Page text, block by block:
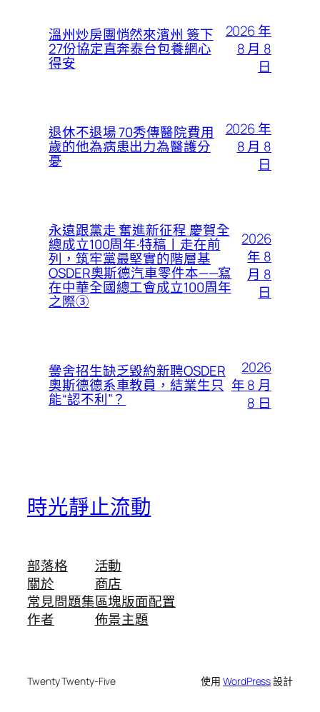
溫州炒房團悄然來濱州 簽下
27份協定直奔泰台包養網心
得安
2026 年
8 月 8
日
退休不退場 70秀傳醫院費用
歲的他為病患出力為醫護分
憂
2026 年
8 月 8
日
永遠跟黨走 奮進新征程 慶賀全
總成立100周年·特稿丨走在前
列，筑牢黨最堅實的階層基
OSDER奧斯德汽車零件本——寫
在中華全國總工會成立100周年
之際③
2026
年 8
月 8
日
黌舍招生缺乏毀約新聘OSDER
奧斯德德系車教員，結業生只
能“認不利”？
2026
年 8 月
8 日
時光靜止流動
部落格
關於
常見問題集
作者
活動
商店
區塊版面配置
佈景主題
Twenty Twenty-Five 使用WordPress設計